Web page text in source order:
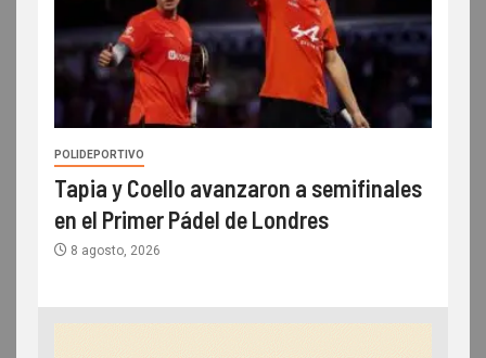
POLIDEPORTIVO
Tapia y Coello avanzaron a semifinales
en el Primer Pádel de Londres
8 agosto, 2026